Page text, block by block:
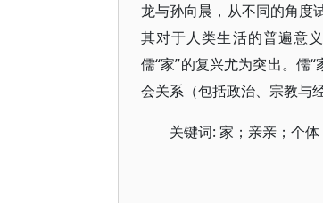
龙与孙向晨，从不同的角度
其对于人类生活的普遍意
儒“家”的复兴尤为突出。儒
会关系（包括政治、宗教与
关键词: 家；亲亲；个